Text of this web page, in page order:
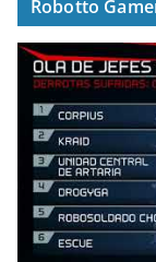
Robotto